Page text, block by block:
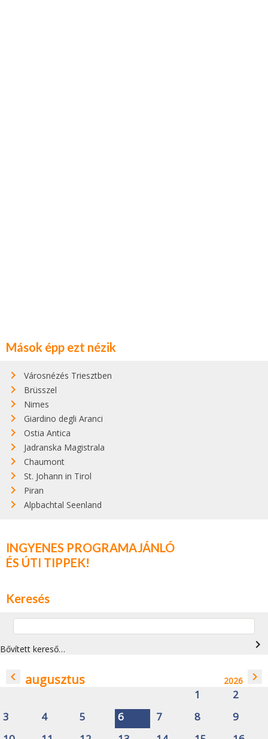
Mások épp ezt nézik
Városnézés Triesztben
Brüsszel
Nimes
Giardino degli Aranci
Ostia Antica
Jadranska Magistrala
Chaumont
St. Johann in Tirol
Piran
Alpbachtal Seenland
INGYENES PROGRAMAJÁNLÓ
ÉS ÚTI TIPPEK!
Keresés
Bővített kereső… navigate_next
navigate_before augusztus 2026 navigate_next
1
2
3
4 5 6 7 8
9